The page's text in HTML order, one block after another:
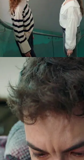
hermana
está bien, se
vez,
pide una
Leyla es
Süsen se
fue la
a Kadir,
le
"Confío
si Leyla
su ruptura